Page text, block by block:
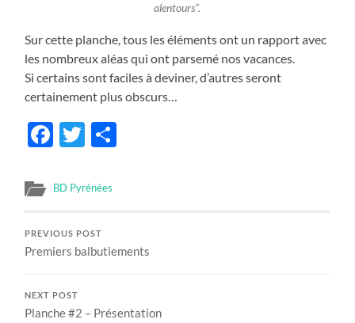
alentours”.
Sur cette planche, tous les éléments ont un rapport avec
les nombreux aléas qui ont parsemé nos vacances.
Si certains sont faciles à deviner, d’autres seront
certainement plus obscurs…
Facebook
Twitter
BD Pyrénées
PREVIOUS POST
Premiers balbutiements
NEXT POST
Planche #2 – Présentation